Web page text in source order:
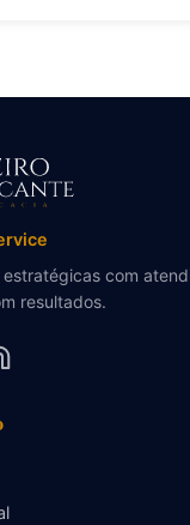
estratégicas com
resultados.